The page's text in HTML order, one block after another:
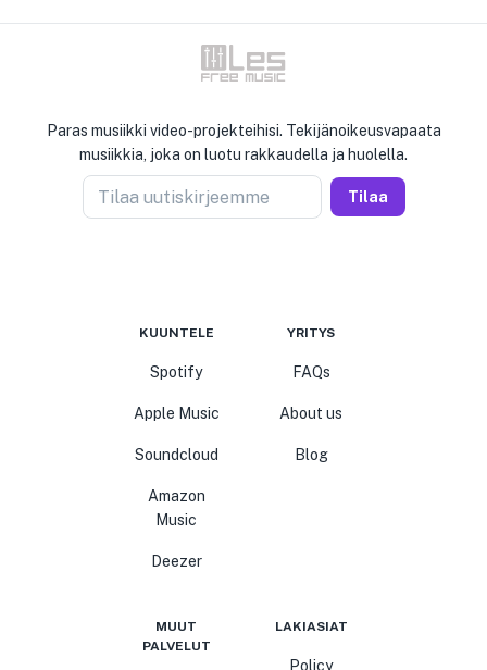
Paras musiikki video-projekteihisi. Tekijänoikeusvapaata
musiikkia, joka on luotu rakkaudella ja huolella.
Tilaa uutiskirjeemme Tilaa
KUUNTELE
Spotify
Apple Music
Soundcloud
Amazon
Music
Deezer
YRITYS
FAQs
About us
Blog
MUUT
PALVELUT
LAKIASIAT
Policy